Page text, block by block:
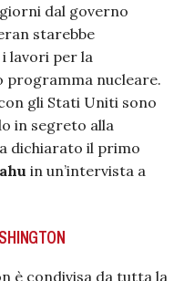
dal governo
starebbe
lavori per la
nucleare.
gli Stati Uniti sono
in segreto alla
dichiarato il primo
in un’intervista a
è condivisa da tutta la